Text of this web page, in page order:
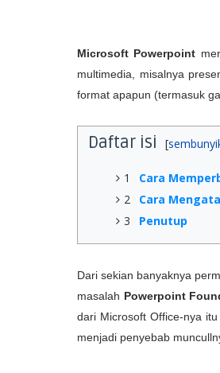
Microsoft Powerpoint
multimedia, misalnya
format apapun (termasuk
Daftar isi
1
Cara
2
Cara
3
Penutup
Dari sekian banyaknya
masalah Powerpoint
dari Microsoft Office-nya
menjadi penyebab